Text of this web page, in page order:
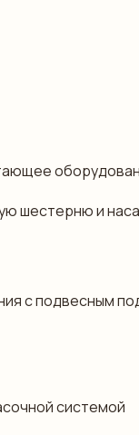
шестерню и
с подвесным
системой